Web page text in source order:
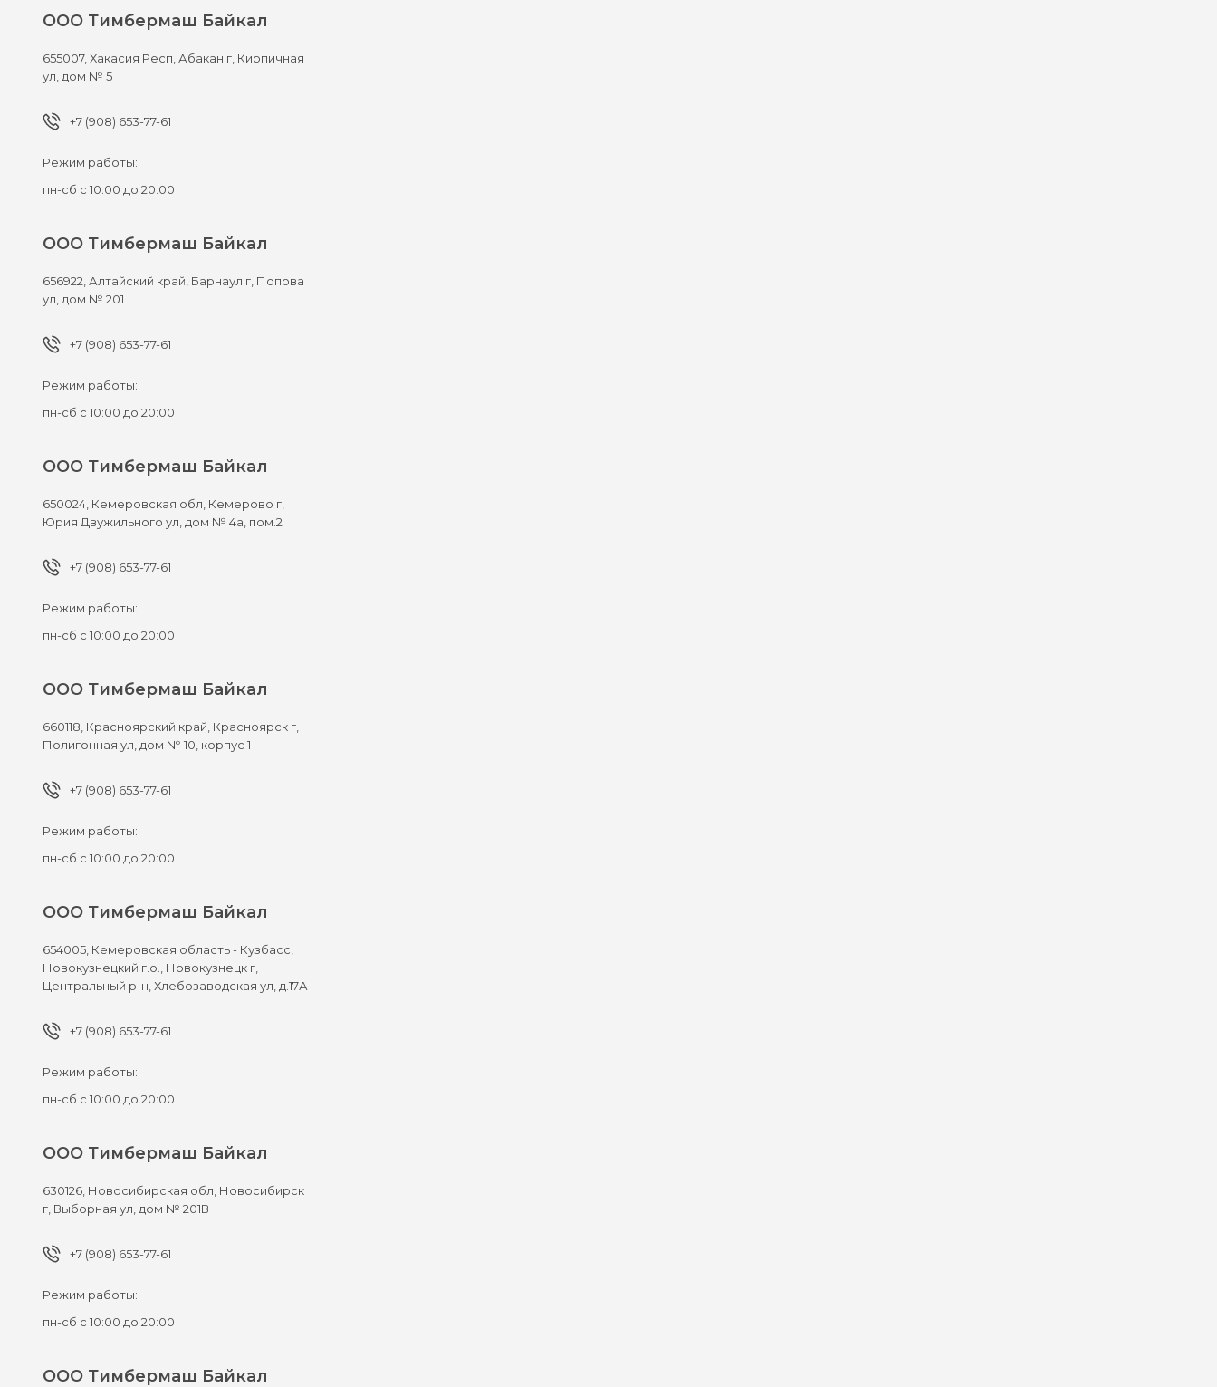
ООО Тимбермаш Байкал
655007,Хакасия Респ, Абакан г, Кирпичная
ул, дом № 5
+7 (908) 653-77-61
Режим работы:
пн-сб с 10:00 до 20:00
ООО Тимбермаш Байкал
656922, Алтайский край, Барнаул г, Попова
ул, дом № 201
+7 (908) 653-77-61
Режим работы:
пн-сб с 10:00 до 20:00
ООО Тимбермаш Байкал
650024, Кемеровская обл, Кемерово г,
Юрия Двужильного ул, дом № 4а, пом.2
+7 (908) 653-77-61
Режим работы:
пн-сб с 10:00 до 20:00
ООО Тимбермаш Байкал
660118, Красноярский край, Красноярск г,
Полигонная ул, дом № 10, корпус 1
+7 (908) 653-77-61
Режим работы:
пн-сб с 10:00 до 20:00
ООО Тимбермаш Байкал
654005, Кемеровская область - Кузбасс,
Новокузнецкий г.о., Новокузнецк г,
Центральный р-н, Хлебозаводская ул, д.17А
+7 (908) 653-77-61
Режим работы:
пн-сб с 10:00 до 20:00
ООО Тимбермаш Байкал
630126, Новосибирская обл, Новосибирск
г, Выборная ул, дом № 201В
+7 (908) 653-77-61
Режим работы:
пн-сб с 10:00 до 20:00
ООО Тимбермаш Байкал